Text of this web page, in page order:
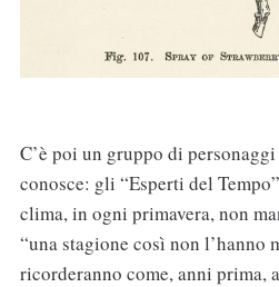
C’è poi un gruppo di
conosce: gli “Esperti del
clima, in ogni primavera, non
“una stagione così non l’hanno
ricorderanno come, anni prima,